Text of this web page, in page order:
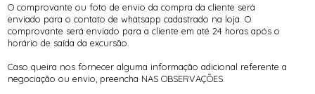
O comprovante ou foto de envio da compra da cliente será
enviado para o contato de whatsapp cadastrado na loja. O
comprovante será enviado para a cliente em até 24 horas após o
horário de saída da excursão.
Caso queira nos fornecer alguma informação adicional referente a
negociação ou envio, preencha NAS OBSERVAÇÕES.